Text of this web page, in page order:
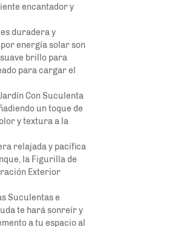
encantador y
duradera y
energía solar son
brillo para
para cargar el
Con Suculenta
un toque de
y textura a la
relajada y pacífica
la Figurilla de
Exterior
Suculentas e
te hará sonreír y
a tu espacio al